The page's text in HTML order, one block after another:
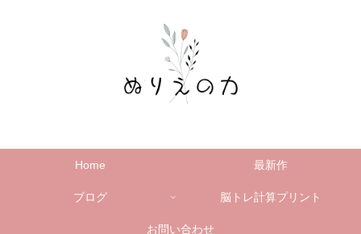
Home 最新作
ブログ 脳トレ計算プリント
お問い合わせ